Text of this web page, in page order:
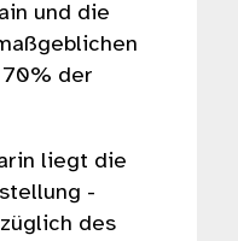
und die
der
liegt die
-
des